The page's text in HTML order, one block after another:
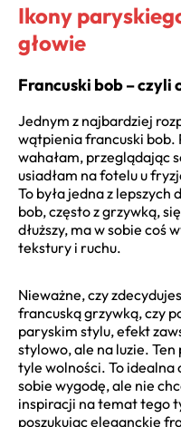
Ikony
głowie
Francuski bob – czyli
Jednym z najbardziej
wątpienia francuski bob.
wahałam, przeglądając
usiadłam na fotelu u
To była jedna z lepszych
bob, często z grzywką,
dłuższy, ma w sobie coś
tekstury i ruchu.
Nieważne, czy
francuską grzywką, czy
paryskim stylu, efekt
stylowo, ale na luzie.
tyle wolności. To idealna
sobie wygodę, ale nie
inspiracji na temat tego
poszukując eleganckie